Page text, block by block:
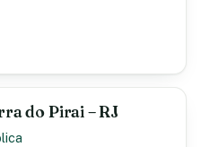
do Pirai – RJ